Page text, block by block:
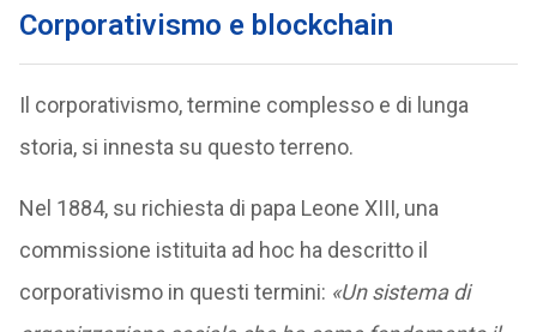
Corporativismo e blockchain
Il corporativismo, termine complesso e di lunga
storia, si innesta su questo terreno.
Nel 1884, su richiesta di papa Leone XIII, una
commissione istituita ad hoc ha descritto il
corporativismo in questi termini: «Un sistema di